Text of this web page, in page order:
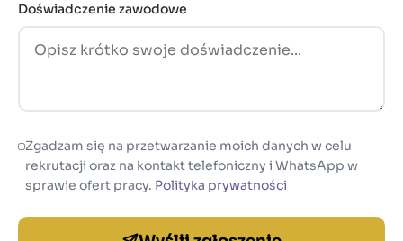
Doświadczenie zawodowe
Zgadzam się na przetwarzanie moich danych w celu
rekrutacji oraz na kontakt telefoniczny i WhatsApp w
sprawie ofert pracy. Polityka prywatności